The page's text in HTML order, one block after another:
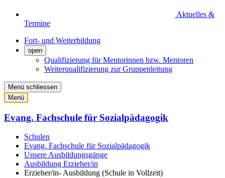
Aktuelles &
Termine
Fort- und Weiterbildung
open
Qualifizierung für Mentorinnen bzw. Mentoren
Weiterqualifizierung zur Gruppenleitung
Menü schliessen
Menü
Evang. Fachschule für Sozialpädagogik
Schulen
Evang. Fachschule für Sozialpädagogik
Unsere Ausbildungsgänge
Ausbildung Erzieher/in
Erzieher/in- Ausbildung (Schule in Vollzeit)